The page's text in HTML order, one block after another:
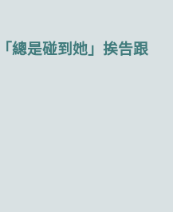
總是碰到她」挨告跟